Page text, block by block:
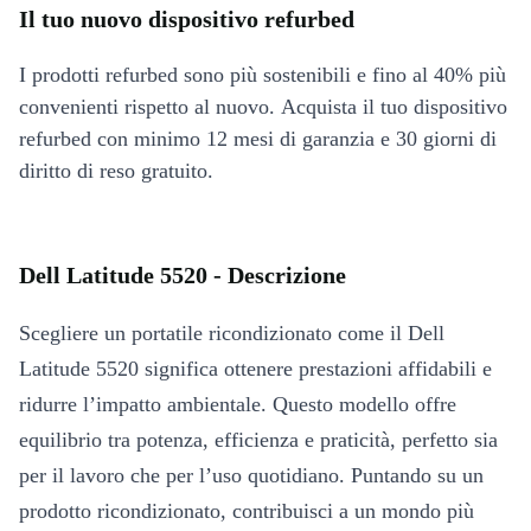
Il tuo nuovo dispositivo refurbed
I prodotti refurbed sono più sostenibili e fino al 40% più
convenienti rispetto al nuovo. Acquista il tuo dispositivo
refurbed con minimo 12 mesi di garanzia e 30 giorni di
diritto di reso gratuito.
Dell Latitude 5520 - Descrizione
Scegliere un portatile ricondizionato come il Dell
Latitude 5520 significa ottenere prestazioni affidabili e
ridurre l’impatto ambientale. Questo modello offre
equilibrio tra potenza, efficienza e praticità, perfetto sia
per il lavoro che per l’uso quotidiano. Puntando su un
prodotto ricondizionato, contribuisci a un mondo più